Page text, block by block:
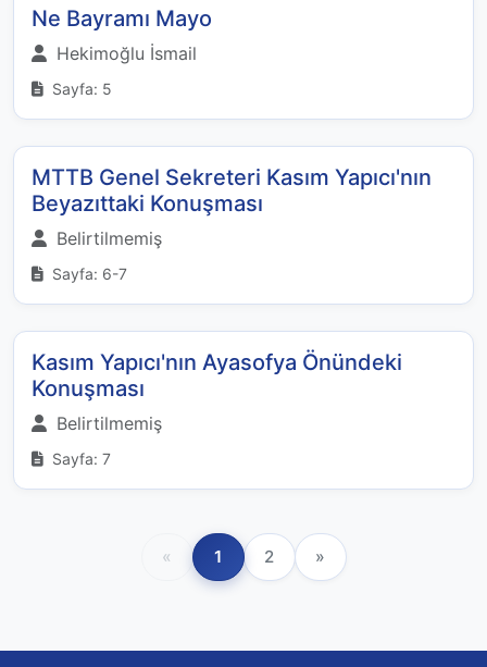
Ne Bayramı Mayo
Hekimoğlu İsmail
Sayfa: 5
MTTB Genel Sekreteri Kasım Yapıcı'nın
Beyazıttaki Konuşması
Belirtilmemiş
Sayfa: 6-7
Kasım Yapıcı'nın Ayasofya Önündeki
Konuşması
Belirtilmemiş
Sayfa: 7
« 1 2 »